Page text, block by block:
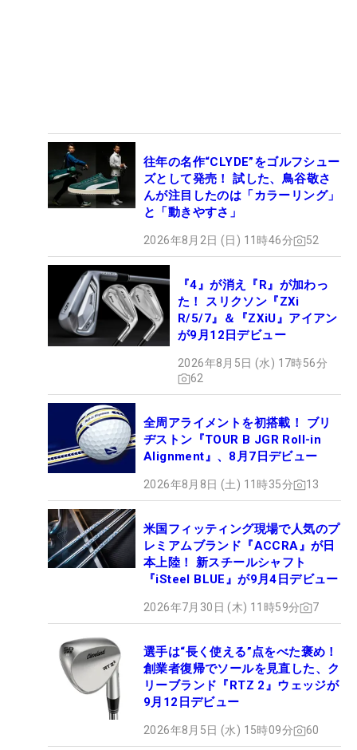
往年の名作“CLYDE”をゴルフシュー
ズとして発売！ 試した、鳥谷敬さ
んが注目したのは「カラーリング」
と「動きやすさ」
2026年8月2日 (日) 11時46分 52
『4』が消え『R』が加わっ
た！ スリクソン『ZXi
R/5/7』＆『ZXiU』アイアン
が9月12日デビュー
2026年8月5日 (水) 17時56分
62
全周アライメントを初搭載！ ブリ
ヂストン『TOUR B JGR Roll-in
Alignment』、8月7日デビュー
2026年8月8日 (土) 11時35分 13
米国フィッティング現場で人気のプ
レミアムブランド『ACCRA』が日
本上陸！ 新スチールシャフト
『iSteel BLUE』が9月4日デビュー
2026年7月30日 (木) 11時59分 7
選手は“長く使える”点をべた褒め！
創業者復帰でソールを見直した、ク
リーブランド『RTZ 2』ウェッジが
9月12日デビュー
2026年8月5日 (水) 15時09分 60